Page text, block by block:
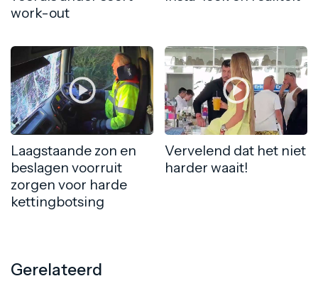
work-out
Laagstaande zon en
beslagen voorruit
zorgen voor harde
kettingbotsing
Vervelend dat het niet
harder waait!
Gerelateerd